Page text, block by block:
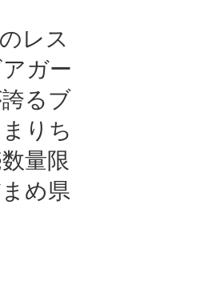
レス
ガー
るブ
りち
量限
め県